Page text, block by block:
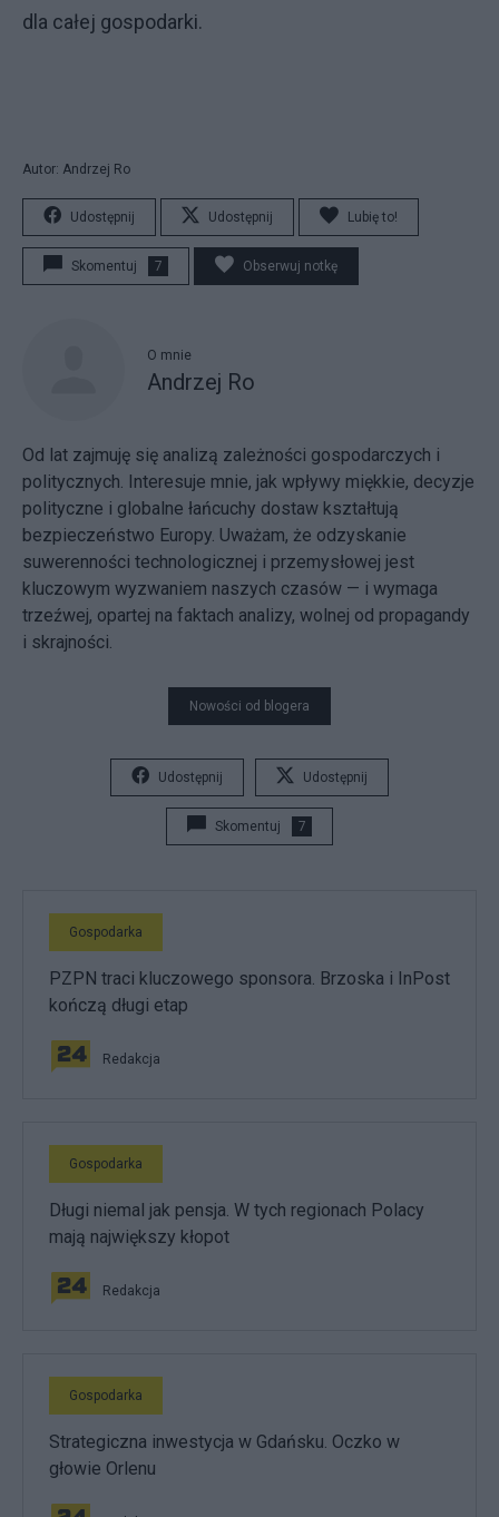
dla całej gospodarki.
Autor: Andrzej Ro
Udostępnij Udostępnij Lubię to!
Skomentuj 7 Obserwuj notkę
O mnie
Andrzej Ro
Od lat zajmuję się analizą zależności gospodarczych i
politycznych. Interesuje mnie, jak wpływy miękkie, decyzje
polityczne i globalne łańcuchy dostaw kształtują
bezpieczeństwo Europy. Uważam, że odzyskanie
suwerenności technologicznej i przemysłowej jest
kluczowym wyzwaniem naszych czasów — i wymaga
trzeźwej, opartej na faktach analizy, wolnej od propagandy
i skrajności.
Nowości od blogera
Udostępnij Udostępnij
Skomentuj 7
Gospodarka
PZPN traci kluczowego sponsora. Brzoska i InPost
kończą długi etap
Redakcja
Gospodarka
Długi niemal jak pensja. W tych regionach Polacy
mają największy kłopot
Redakcja
Gospodarka
Strategiczna inwestycja w Gdańsku. Oczko w
głowie Orlenu